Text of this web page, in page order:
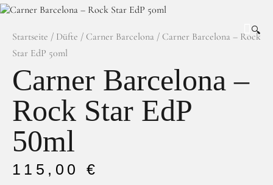
Shop
Düfte
Raumdüfte
weitere Marken im Ladenlokal
Marken
🔍
Startseite / Düfte / Carner Barcelona / Carner Barcelona – Rock
Star EdP 50ml
Carner Barcelona –
Rock Star EdP
50ml
115,00 €